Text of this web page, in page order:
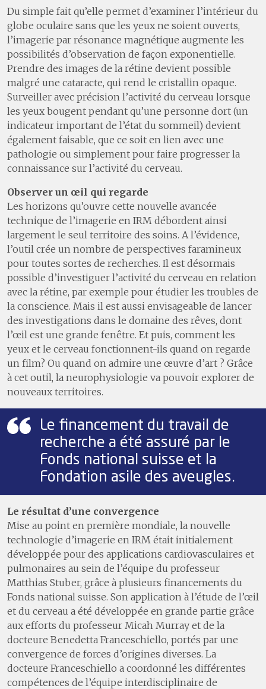
Du simple fait qu’elle permet d’examiner l’intérieur du
globe oculaire sans que les yeux ne soient ouverts,
l’imagerie par résonance magnétique augmente les
possibilités d’observation de façon exponentielle.
Prendre des images de la rétine devient possible
malgré une cataracte, qui rend le cristallin opaque.
Surveiller avec précision l’activité du cerveau lorsque
les yeux bougent pendant qu’une personne dort (un
indicateur important de l’état du sommeil) devient
également faisable, que ce soit en lien avec une
pathologie ou simplement pour faire progresser la
connaissance sur l’activité du cerveau.
Observer un œil qui regarde
Les horizons qu’ouvre cette nouvelle avancée
technique de l’imagerie en IRM débordent ainsi
largement le seul territoire des soins. A l’évidence,
l’outil crée un nombre de perspectives faramineux
pour toutes sortes de recherches. Il est désormais
possible d’investiguer l’activité du cerveau en relation
avec la rétine, par exemple pour étudier les troubles de
la conscience. Mais il est aussi envisageable de lancer
des investigations dans le domaine des rêves, dont
l’œil est une grande fenêtre. Et puis, comment les
yeux et le cerveau fonctionnent-ils quand on regarde
un film? Ou quand on admire une œuvre d’art ? Grâce
à cet outil, la neurophysiologie va pouvoir explorer de
nouveaux territoires.
Le financement du travail de
recherche a été assuré par le
Fonds national suisse et la
Fondation asile des aveugles.
Le résultat d’une convergence
Mise au point en première mondiale, la nouvelle
technologie d’imagerie en IRM était initialement
développée pour des applications cardiovasculaires et
pulmonaires au sein de l’équipe du professeur
Matthias Stuber, grâce à plusieurs financements du
Fonds national suisse. Son application à l’étude de l’œil
et du cerveau a été développée en grande partie grâce
aux efforts du professeur Micah Murray et de la
docteure Benedetta Franceschiello, portés par une
convergence de forces d’origines diverses. La
docteure Franceschiello a coordonné les différentes
compétences de l’équipe interdisciplinaire de